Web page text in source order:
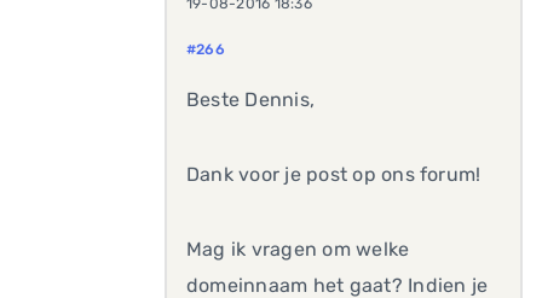
19-08-2016 18:36
#266
Beste Dennis,
Dank voor je post op ons forum!
Mag ik vragen om welke
domeinnaam het gaat? Indien je